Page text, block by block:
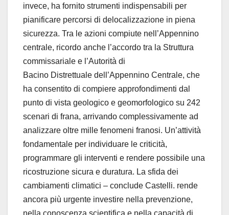
invece, ha fornito strumenti indispensabili per
pianificare percorsi di delocalizzazione in piena
sicurezza. Tra le azioni compiute nell’Appennino
centrale, ricordo anche l’accordo tra la Struttura
commissariale e l’Autorità di
Bacino Distrettuale dell’Appennino Centrale, che
ha consentito di compiere approfondimenti dal
punto di vista geologico e geomorfologico su 242
scenari di frana, arrivando complessivamente ad
analizzare oltre mille fenomeni franosi. Un’attività
fondamentale per individuare le criticità,
programmare gli interventi e rendere possibile una
ricostruzione sicura e duratura. La sfida dei
cambiamenti climatici – conclude Castelli. rende
ancora più urgente investire nella prevenzione,
nella conoscenza scientifica e nella capacità di